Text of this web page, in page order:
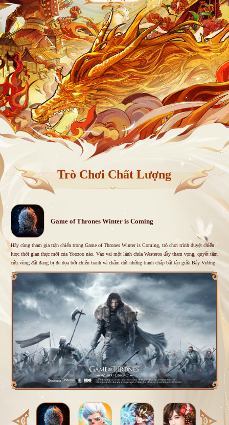
Trò Chơi Chất Lượng
Game of Thrones Winter is Coming
Hãy cùng tham gia trận chiến trong Game of Thrones Winter is Coming, trò chơi trình duyệt chiến
lược thời gian thực mới của Yoozoo nào. Vào vai một lãnh chúa Westeros đầy tham vọng, quyết tâm
cứu vùng đất đang bị đe dọa bởi chiến tranh và chấm dứt những tranh chấp bất tận giữa Bảy Vương
Quốc. Hãy xây dựng căn cứ của bạn, mở rộng lãnh thổ, chiêu mộ các nhân vật từ chương trình, đào
tạo quân đội và viết lại lịch sử đi nào.